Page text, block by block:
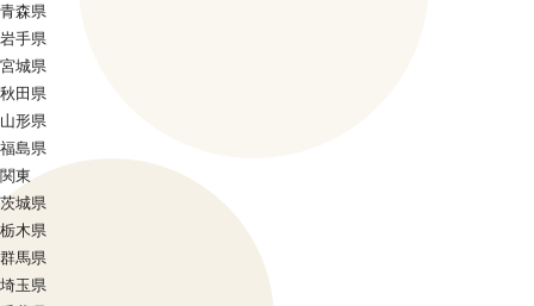
青森県
岩手県
宮城県
秋田県
山形県
福島県
関東
茨城県
栃木県
群馬県
埼玉県